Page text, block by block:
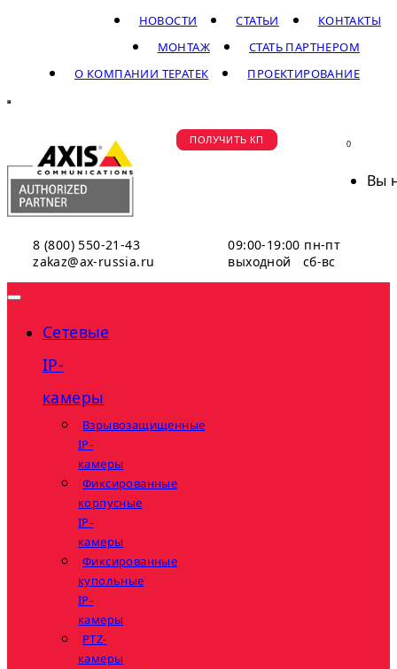
КОНТАКТЫ
СТАТЬИ
НОВОСТИ
СТАТЬ ПАРТНЕРОМ
МОНТАЖ
ПРОЕКТИРОВАНИЕ
О КОМПАНИИ ТЕРАТЕК
8 (800) 550-21-43
zakaz@ax-russia.ru
09:00-19:00 пн-пт
выходной сб-вс
ПОЛУЧИТЬ КП 0
Вы
Сетевые
IP-
камеры
Взрывозащищенные
IP-
камеры
Фиксированные
корпусные
IP-
камеры
Фиксированные
купольные
IP-
камеры
PTZ-
камеры